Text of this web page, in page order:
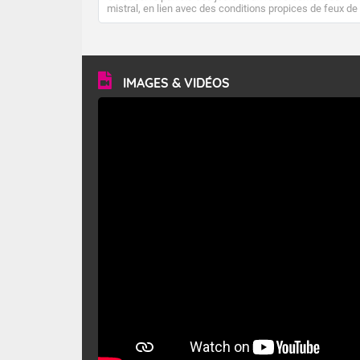
mistral, en lien avec des conditions propices de feux de
forêt. Mais qu'est-ce que le mistral ? Quelles sont ses
vitesse moyenne de 50 km/h et atteindre 80 à 100 km/h
en rafales, parfois davantage. Il parcourt la basse vallée
du Rhône et la Provence et envahit le littoral
méditerranéen à partir de la Camargue.
IMAGES & VIDÉOS